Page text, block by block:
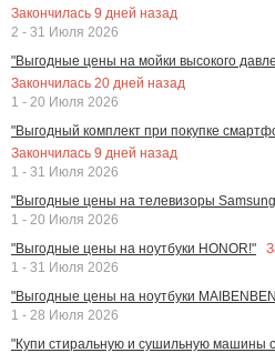
Закончилась 9 дней назад
2 - 31 Июля 2026
"Выгодные цены на мойки высокого
Закончилась 20 дней назад
1 - 20 Июля 2026
"Выгодный комплект при покупке
Закончилась 9 дней назад
1 - 31 Июля 2026
"Выгодные цены на телевизоры
1 - 20 Июля 2026
"Выгодные цены на ноутбуки HONOR!"
1 - 31 Июля 2026
"Выгодные цены на ноутбуки
1 - 28 Июля 2026
"Купи стиральную и сушильную машины